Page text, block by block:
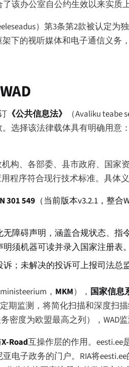
该办公室自公约生效以来实质
）第3条第2款被认定为
下的视听媒体和电子通信义务
《公共信息法》 （Avaliku teabe
选择该法律载体具有明确用意
构、各部委、县市政府、国家
序符合现行技术标准。具体
301 549 （当前版本v3.2.1，整合
障碍声明，涵盖合规状态、指
须机器可读并录入国家注册表。
；未解决的投诉可上报司法总
， MKM）， 国家信息
期监测，将简化扫描和深度
度为欧盟最高之列），WAD
X-Road互操作层的作用。
子政务的门户。RIA将